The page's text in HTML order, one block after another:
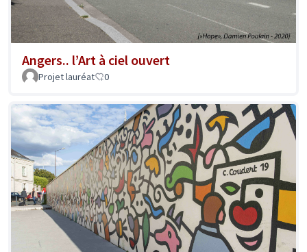
Angers.. l’Art à ciel ouvert
Projet lauréat 0